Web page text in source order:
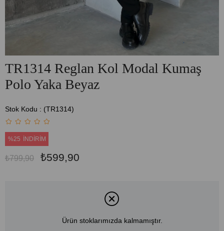
TR1314 Reglan Kol Modal Kumaş
Polo Yaka Beyaz
Stok Kodu (TR1314)
%25 İNDIRIM
₺799,90 ₺599,90
Ürün stoklarımızda kalmamıştır.